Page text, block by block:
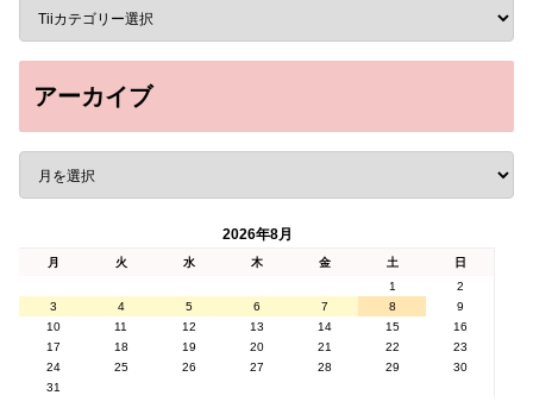
アーカイブ
2026年8月
月 火 水 木 金 土
日
1
2
3
4 5 6 7 8
9
10
11 12 13 14 15
16
17
18 19 20 21 22
23
24
25 26 27 28 29
30
31